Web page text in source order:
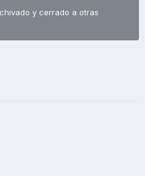
y cerrado a otras